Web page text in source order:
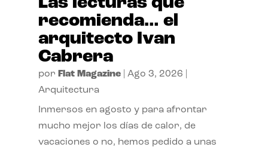
recomienda… el
arquitecto Ivan
Cabrera
por Flat Magazine| Ago 3, 2026
Arquitectura
Inmersos en agosto y para afrontar
mucho mejor los días de calor, de
vacaciones o no, hemos pedido a unas